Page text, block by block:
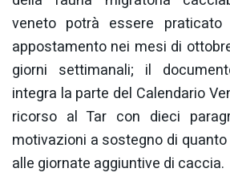
veneto potrà essere
appostamento nei mesi di
giorni settimanali; il
integra la parte del Calendario
ricorso al Tar con dieci
motivazioni a sostegno di
alle giornate aggiuntive di caccia.